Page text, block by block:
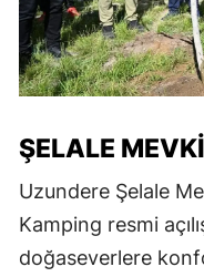
ŞELALE
Uzundere Şelale
Kamping resmi
doğaseverlere